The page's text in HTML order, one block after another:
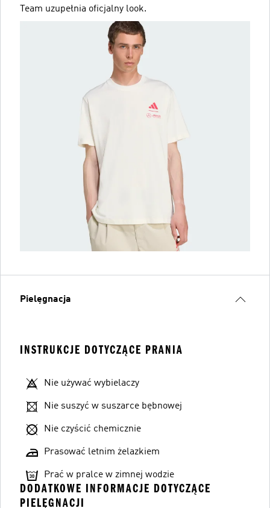
Team uzupełnia oficjalny look.
Pielęgnacja
INSTRUKCJE DOTYCZĄCE PRANIA
Nie używać wybielaczy
Nie suszyć w suszarce bębnowej
Nie czyścić chemicznie
Prasować letnim żelazkiem
Prać w pralce w zimnej wodzie
DODATKOWE INFORMACJE DOTYCZĄCE
PIELĘGNACJI